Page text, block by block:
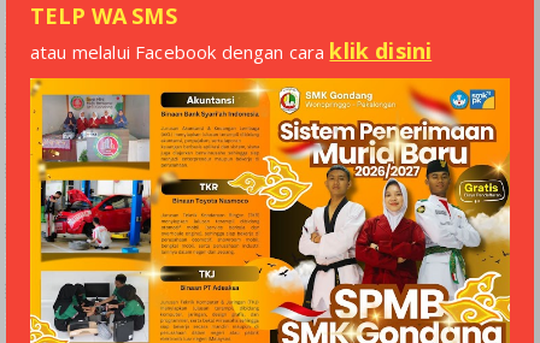
TELP WA SMS
atau melalui Facebook dengan cara klik disini